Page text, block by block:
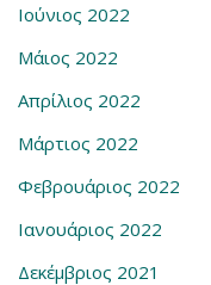
Ιούνιος 2022
Μάιος 2022
Απρίλιος 2022
Μάρτιος 2022
Φεβρουάριος 2022
Ιανουάριος 2022
Δεκέμβριος 2021